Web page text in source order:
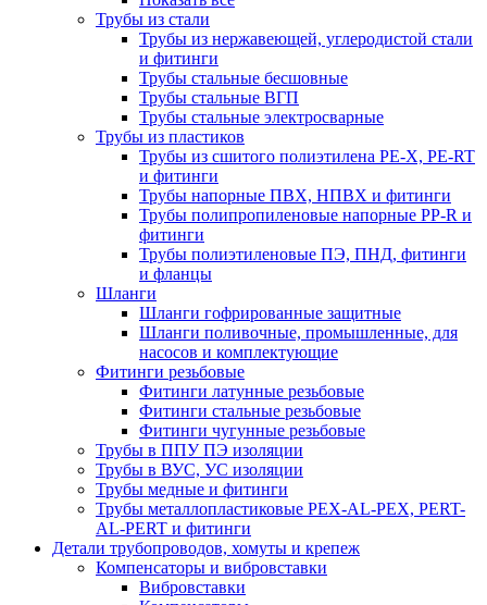
Трубы из стали
Трубы из нержавеющей, углеродистой стали
и фитинги
Трубы стальные бесшовные
Трубы стальные ВГП
Трубы стальные электросварные
Трубы из пластиков
Трубы из сшитого полиэтилена PE-X, PE-RT
и фитинги
Трубы напорные ПВХ, НПВХ и фитинги
Трубы полипропиленовые напорные PP-R и
фитинги
Трубы полиэтиленовые ПЭ, ПНД, фитинги
и фланцы
Шланги
Шланги гофрированные защитные
Шланги поливочные, промышленные, для
насосов и комплектующие
Фитинги резьбовые
Фитинги латунные резьбовые
Фитинги стальные резьбовые
Фитинги чугунные резьбовые
Трубы в ППУ ПЭ изоляции
Трубы в ВУС, УС изоляции
Трубы медные и фитинги
Трубы металлопластиковые PEX-AL-PEX, PERT-
AL-PERT и фитинги
Детали трубопроводов, хомуты и крепеж
Компенсаторы и вибровставки
Вибровставки